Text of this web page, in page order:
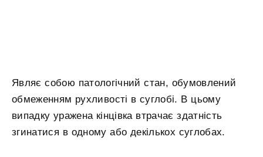
Являє собою патологічний стан, обумовлений
обмеженням рухливості в суглобі. В цьому
випадку уражена кінцівка втрачає здатність
згинатися в одному або декількох суглобах.